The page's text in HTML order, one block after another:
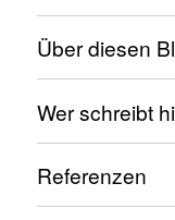
Über diesen
Wer schreibt
Referenzen